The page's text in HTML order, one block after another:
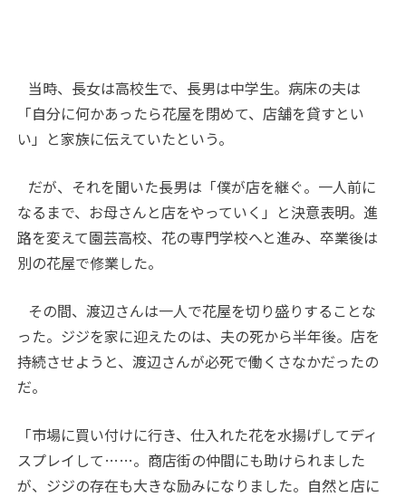
当時、長女は高校生で、長男は中学生。病床の夫は
「自分に何かあったら花屋を閉めて、店舗を貸すとい
い」と家族に伝えていたという。
だが、それを聞いた長男は「僕が店を継ぐ。一人前に
なるまで、お母さんと店をやっていく」と決意表明。進
路を変えて園芸高校、花の専門学校へと進み、卒業後は
別の花屋で修業した。
その間、渡辺さんは一人で花屋を切り盛りすることな
った。ジジを家に迎えたのは、夫の死から半年後。店を
持続させようと、渡辺さんが必死で働くさなかだったの
だ。
「市場に買い付けに行き、仕入れた花を水揚げしてディ
スプレイして……。商店街の仲間にも助けられました
が、ジジの存在も大きな励みになりました。自然と店に